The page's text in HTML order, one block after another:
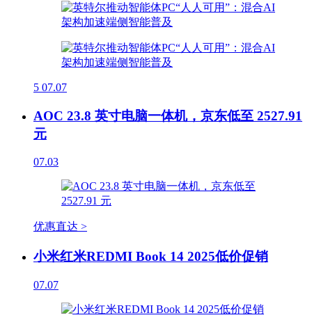
5 07.07
AOC 23.8 英寸电脑一体机，京东低至 2527.91
元
07.03
优惠直达 >
小米红米REDMI Book 14 2025低价促销
07.07